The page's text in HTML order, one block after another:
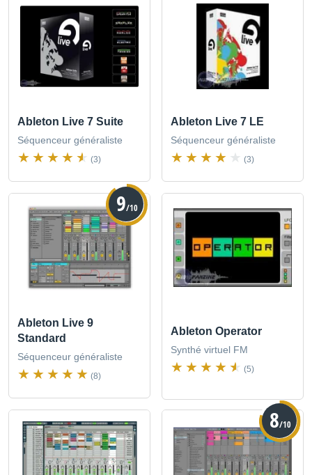
Ableton Live 7 Suite
Séquenceur généraliste
(3)
Ableton Live 7 LE
Séquenceur généraliste
(3)
9/10
Ableton Live 9
Standard
Séquenceur généraliste
(8)
Ableton Operator
Synthé virtuel FM
(5)
8/10